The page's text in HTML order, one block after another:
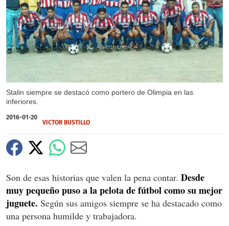
Stalin siempre se destacó como portero de Olimpia en las
inferiores.
X
X
X
X
2016-01-20
VICTOR BUSTILLO
Son de esas historias que valen la pena contar. Desde
muy pequeño puso a la pelota de fútbol como su mejor
juguete. Según sus amigos siempre se ha destacado como
una persona humilde y trabajadora.